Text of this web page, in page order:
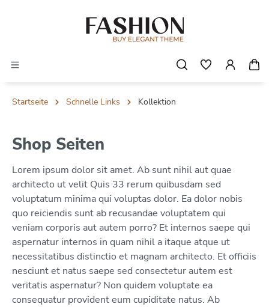
Startseite Schnelle Links Kollektion
Shop Seiten
Lorem ipsum dolor sit amet. Ab sunt nihil aut quae
architecto ut velit Quis 33 rerum quibusdam sed
voluptatum minima qui voluptas dolor. Ea dolor nobis
quo reiciendis sunt ab recusandae voluptatem qui
veniam corporis aut autem porro? Et internos saepe qui
aspernatur internos in quam nihil a itaque atque ut
necessitatibus distinctio et magnam architecto. Et officiis
nesciunt et natus saepe sed consectetur autem est
veritatis aspernatur? Non quidem voluptate ea
consequatur provident eum cupiditate natus. Ab